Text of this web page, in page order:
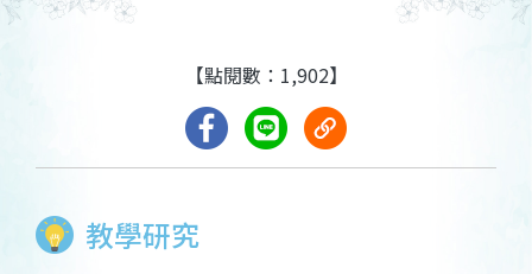
教學研究
【點閱數：1,902】